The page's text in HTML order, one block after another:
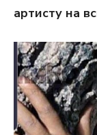
артисту на